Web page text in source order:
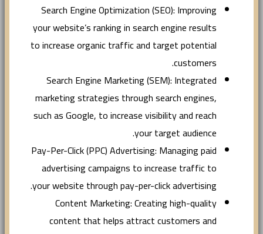
Search Engine Optimization (SEO): Improving
your website’s ranking in search engine results
to increase organic traffic and target potential
customers.
Search Engine Marketing (SEM): Integrated
marketing strategies through search engines,
such as Google, to increase visibility and reach
your target audience.
Pay-Per-Click (PPC) Advertising: Managing paid
advertising campaigns to increase traffic to
your website through pay-per-click advertising.
Content Marketing: Creating high-quality
content that helps attract customers and